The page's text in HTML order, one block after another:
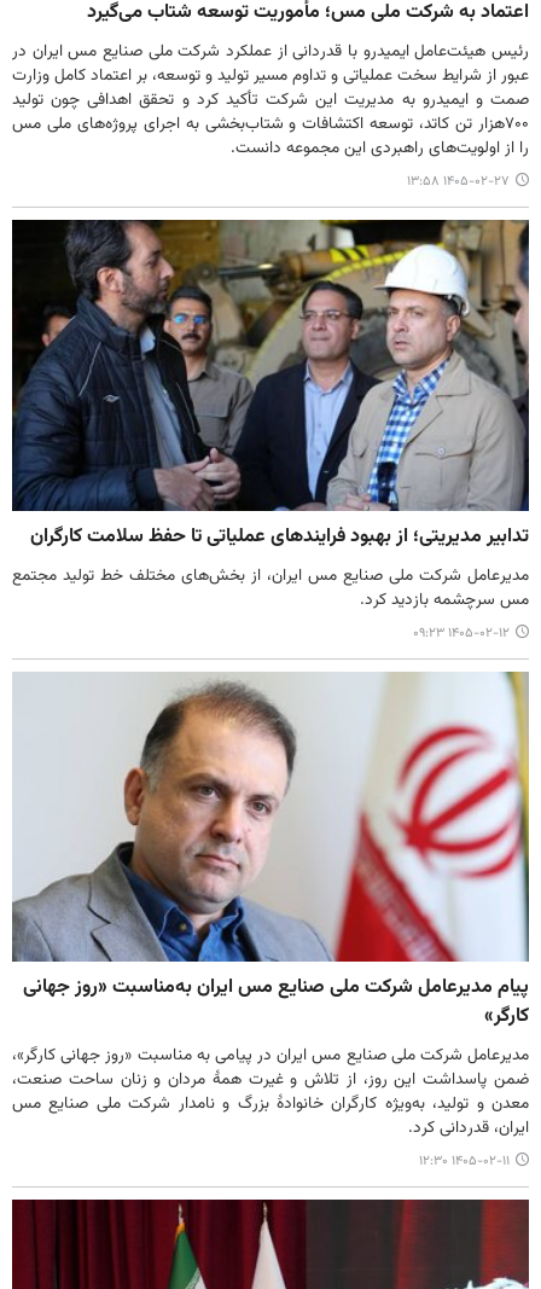
اعتماد به شرکت ملی مس؛ مأموریت توسعه شتاب می‌گیرد
رئیس هیئت‌عامل ایمیدرو با قدردانی از عملکرد شرکت ملی صنایع مس ایران در
عبور از شرایط سخت عملیاتی و تداوم مسیر تولید و توسعه، بر اعتماد کامل وزارت
صمت و ایمیدرو به مدیریت این شرکت تأکید کرد و تحقق اهدافی چون تولید
۷۰۰هزار تن کاتد، توسعه اکتشافات و شتاب‌بخشی به اجرای پروژه‌های ملی مس
را از اولویت‌های راهبردی این مجموعه دانست.
۱۴۰۵-۰۲-۲۷ ۱۳:۵۸
تدابیر مدیریتی؛ از بهبود فرایندهای عملیاتی تا حفظ سلامت کارگران
مدیرعامل شرکت ملی صنایع مس ایران، از بخش‌های مختلف خط تولید مجتمع
مس سرچشمه بازدید کرد.
۱۴۰۵-۰۲-۱۲ ۰۹:۲۳
پیام مدیرعامل شرکت ملی صنایع مس ایران به‌مناسبت «روز جهانی
کارگر»
مدیرعامل شرکت ملی صنایع مس ایران در پیامی به مناسبت «روز جهانی کارگر»،
ضمن پاسداشت این روز، از تلاش و غیرت همهٔ مردان و زنان ساحت صنعت،
معدن و تولید، به‌ویژه کارگران خانوادهٔ بزرگ و نامدار شرکت ملی صنایع مس
ایران، قدردانی کرد.
۱۴۰۵-۰۲-۱۱ ۱۲:۳۰